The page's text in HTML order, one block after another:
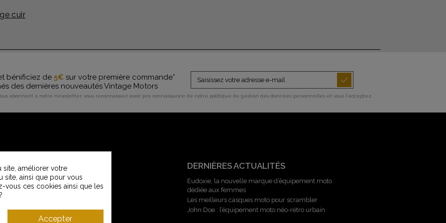
cuir
bénificiez de 5€ sur votre première commande*
des dernières nouveautés Vintage Motors
abonnant à notre newsletter, vous reconnaissez avoir pris connaissance de notre politique de gestion des données personnelles et vous l'acceptez.
SERVICE CLIENT
Contactez-nous
Service Clients Vintage Motors
Livraisons et retours
Modes de paiement
DERNIÈRES ACTUALITÉS
Eudoxie, la nouvelle marque d’équipement moto
dédiée aux femmes
Les meilleurs casques moto pour scrambler
John Doe : l’équipement moto néo-rétro urbain
site, améliorer votre
site, ainsi que pour vous
vous ces cookies ainsi que les
Accepter